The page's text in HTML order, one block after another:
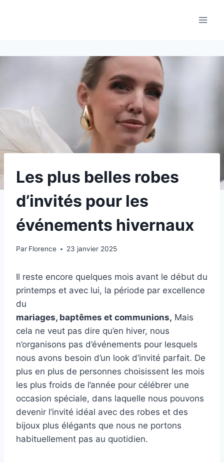
Les plus belles robes
d’invités pour les
événements hivernaux
Par Florence 23 janvier 2025
Il reste encore quelques mois avant le début du
printemps et avec lui, la période par excellence
du
mariages, baptêmes et communions, Mais
cela ne veut pas dire qu’en hiver, nous
n’organisons pas d’événements pour lesquels
nous avons besoin d’un look d’invité parfait. De
plus en plus de personnes choisissent les mois
les plus froids de l’année pour célébrer une
occasion spéciale, dans laquelle nous pouvons
devenir l’invité idéal avec des robes et des
bijoux plus élégants que nous ne portons
habituellement pas au quotidien.